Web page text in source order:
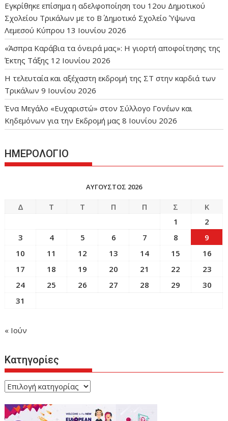
Εγκρίθηκε επίσημα η αδελφοποίηση του 12ου Δημοτικού
Σχολείου Τρικάλων με το Β΄ Δημοτικό Σχολείο Ύψωνα
Λεμεσού Κύπρου 13 Ιουνίου 2026
«Άσπρα Καράβια τα όνειρά μας»: Η γιορτή αποφοίτησης της
Έκτης Τάξης 12 Ιουνίου 2026
Η τελευταία και αξέχαστη εκδρομή της ΣΤ στην καρδιά των
Τρικάλων 9 Ιουνίου 2026
Ένα Μεγάλο «Ευχαριστώ» στον Σύλλογο Γονέων και
Κηδεμόνων για την Εκδρομή μας 8 Ιουνίου 2026
ΗΜΕΡΟΛΟΓΙΟ
ΑΎΓΟΥΣΤΟΣ 2026
Δ Τ Τ Π Π Σ
Κ
1
2
3
4 5 6 7 8
9
10
11 12 13 14 15
16
17
18 19 20 21 22
23
24
25 26 27 28 29
30
31
« Ιούν
Κατηγορίες
Κατηγορίες